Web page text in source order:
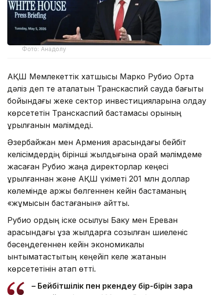
Фото: Анадолу
АҚШ Мемлекеттік хатшысы Марко Рубио Орта
дәліз деп те аталатын Транскаспий сауда бағыты
бойындағы жеке сектор инвестицияларына қолдау
көрсететін Транскаспий бастамасы қорының
құрылғанын мәлімдеді.
Әзербайжан мен Армения арасындағы бейбіт
келісімдердің бірінші жылдығына орай мәлімдеме
жасаған Рубио жаңа директорлар кеңесі
құрылғаннан және АҚШ үкіметі 201 млн доллар
көлемінде қаржы бөлгеннен кейін бастаманың
«жұмысын бастағанын» айтты.
Рубио қордың іске қосылуы Баку мен Ереван
арасындағы ұзақ жылдарға созылған шиеленіс
бәсеңдегеннен кейін экономикалық
ынтымақтастықтың кеңейіп келе жатқанын
көрсететінін атап өтті.
– Бейбітшілік пен өркендеу бір-бірін өзара